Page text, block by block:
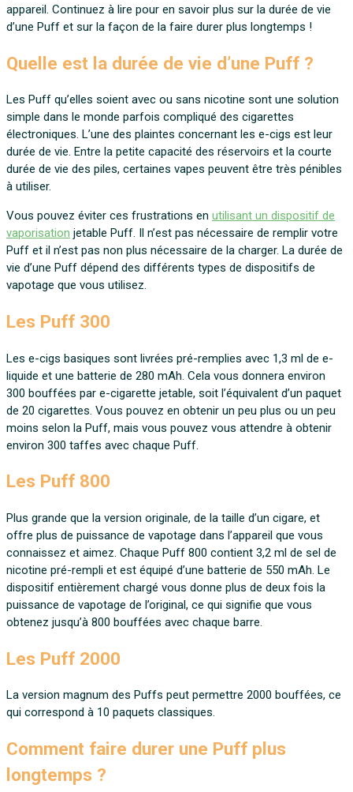
appareil. Continuez à lire pour en savoir plus sur la durée de vie
d’une Puff et sur la façon de la faire durer plus longtemps !
Quelle est la durée de vie d’une Puff ?
Les Puff qu’elles soient avec ou sans nicotine sont une solution
simple dans le monde parfois compliqué des cigarettes
électroniques. L’une des plaintes concernant les e-cigs est leur
durée de vie. Entre la petite capacité des réservoirs et la courte
durée de vie des piles, certaines vapes peuvent être très pénibles
à utiliser.
Vous pouvez éviter ces frustrations en utilisant un dispositif de
vaporisation jetable Puff. Il n’est pas nécessaire de remplir votre
Puff et il n’est pas non plus nécessaire de la charger. La durée de
vie d’une Puff dépend des différents types de dispositifs de
vapotage que vous utilisez.
Les Puff 300
Les e-cigs basiques sont livrées pré-remplies avec 1,3 ml de e-
liquide et une batterie de 280 mAh. Cela vous donnera environ
300 bouffées par e-cigarette jetable, soit l’équivalent d’un paquet
de 20 cigarettes. Vous pouvez en obtenir un peu plus ou un peu
moins selon la Puff, mais vous pouvez vous attendre à obtenir
environ 300 taffes avec chaque Puff.
Les Puff 800
Plus grande que la version originale, de la taille d’un cigare, et
offre plus de puissance de vapotage dans l’appareil que vous
connaissez et aimez. Chaque Puff 800 contient 3,2 ml de sel de
nicotine pré-rempli et est équipé d’une batterie de 550 mAh. Le
dispositif entièrement chargé vous donne plus de deux fois la
puissance de vapotage de l’original, ce qui signifie que vous
obtenez jusqu’à 800 bouffées avec chaque barre.
Les Puff 2000
La version magnum des Puffs peut permettre 2000 bouffées, ce
qui correspond à 10 paquets classiques.
Comment faire durer une Puff plus
longtemps ?